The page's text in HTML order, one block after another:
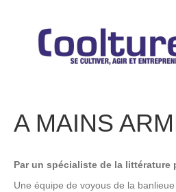
A MAINS
Par un spécialiste de la littérature
Une équipe de voyous de la